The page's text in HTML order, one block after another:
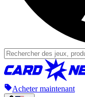
Acheter maintenant